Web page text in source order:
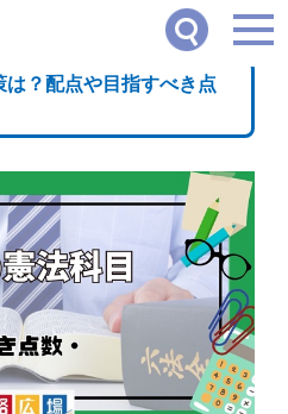
の憲法科目対策は？配点や目指すべき点数・勉
？配点や目指すべき点